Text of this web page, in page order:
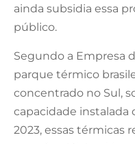
ainda subsidia essa
público.
Segundo a Empresa
parque térmico
concentrado no Sul,
capacidade instalada
2023, essas térmicas